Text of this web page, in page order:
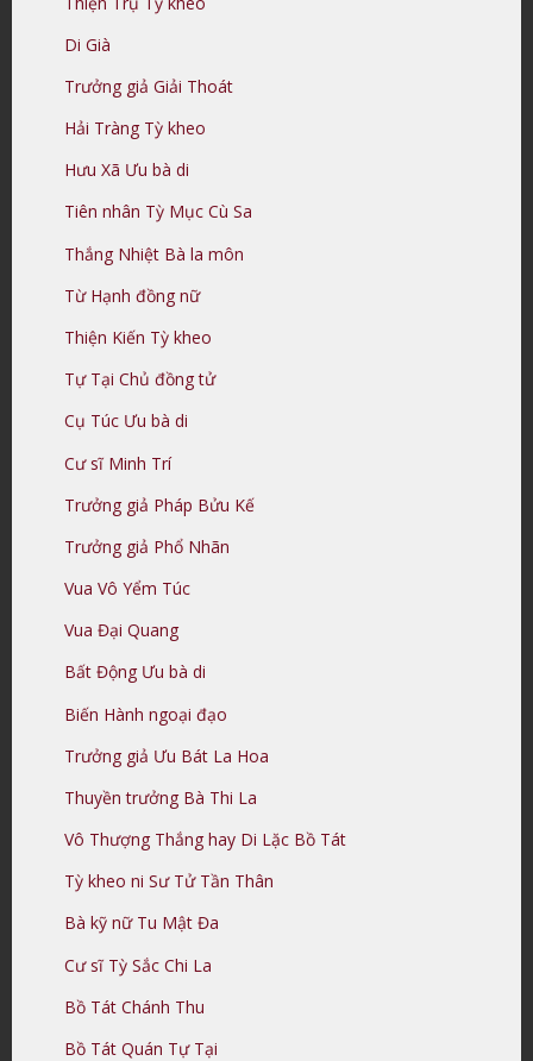
Di Già
Trưởng giả Giải Thoát
Hải Tràng Tỳ kheo
Hưu Xã Ưu bà di
Tiên nhân Tỳ Mục Cù Sa
Thắng Nhiệt Bà la môn
Từ Hạnh đồng nữ
Thiện Kiến Tỳ kheo
Tự Tại Chủ đồng tử
Cụ Túc Ưu bà di
Cư sĩ Minh Trí
Trưởng giả Pháp Bửu Kế
Trưởng giả Phổ Nhãn
Vua Vô Yểm Túc
Vua Đại Quang
Bất Động Ưu bà di
Biến Hành ngoại đạo
Trưởng giả Ưu Bát La Hoa
Thuyền trưởng Bà Thi La
Vô Thượng Thắng hay Di Lặc Bồ Tát
Tỳ kheo ni Sư Tử Tần Thân
Bà kỹ nữ Tu Mật Đa
Cư sĩ Tỳ Sắc Chi La
Bồ Tát Chánh Thu
Bồ Tát Quán Tự Tại